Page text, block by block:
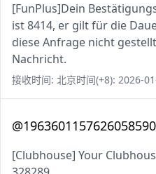
[FunPlus]Dein
ist 8414, er gilt für die
diese Anfrage nicht
Nachricht.
接收时间: 北京时间(+8): 2026-
[Clubhouse] Your